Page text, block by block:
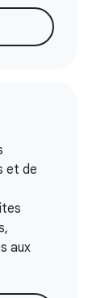
et de
aux